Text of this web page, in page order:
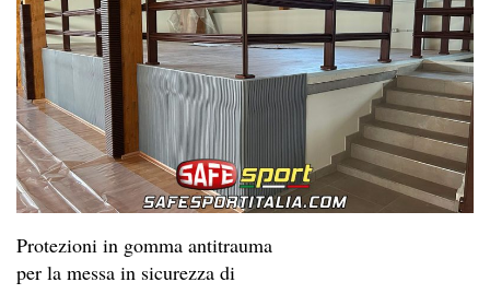
Protezioni in gomma antitrauma
per la messa in sicurezza di